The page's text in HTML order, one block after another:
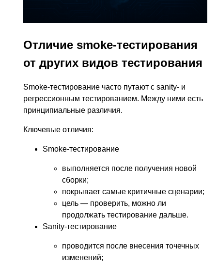
Отличие smoke-тестирования
от других видов тестирования
Smoke-тестирование часто путают с sanity- и
регрессионным тестированием. Между ними есть
принципиальные различия.
Ключевые отличия:
Smoke-тестирование
выполняется после получения новой
сборки;
покрывает самые критичные сценарии;
цель — проверить, можно ли
продолжать тестирование дальше.
Sanity-тестирование
проводится после внесения точечных
изменений;